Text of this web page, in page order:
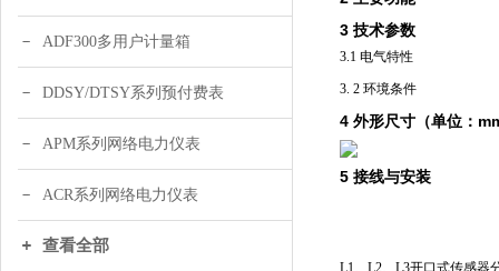
ADF300多用户计量箱
DDSY/DTSY系列预付费表
APM系列网络电力仪表
ACR系列网络电力仪表
查看全部
3 技术参数
3.1 电气特性
3. 2 环境条件
4 外形尺寸（单位：
5 接线与安装
L1、L2、L3开口式传感器